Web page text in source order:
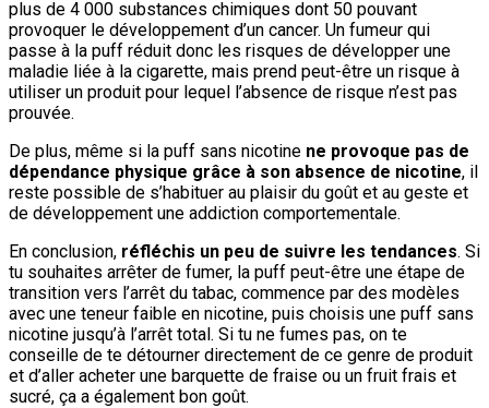
plus de 4 000 substances chimiques dont 50 pouvant
provoquer le développement d’un cancer. Un fumeur qui
passe à la puff réduit donc les risques de développer une
maladie liée à la cigarette, mais prend peut-être un risque à
utiliser un produit pour lequel l’absence de risque n’est pas
prouvée.
De plus, même si la puff sans nicotine ne provoque pas de
dépendance physique grâce à son absence de nicotine, il
reste possible de s’habituer au plaisir du goût et au geste et
de développement une addiction comportementale.
En conclusion, réfléchis un peu de suivre les tendances. Si
tu souhaites arrêter de fumer, la puff peut-être une étape de
transition vers l’arrêt du tabac, commence par des modèles
avec une teneur faible en nicotine, puis choisis une puff sans
nicotine jusqu’à l’arrêt total. Si tu ne fumes pas, on te
conseille de te détourner directement de ce genre de produit
et d’aller acheter une barquette de fraise ou un fruit frais et
sucré, ça a également bon goût.